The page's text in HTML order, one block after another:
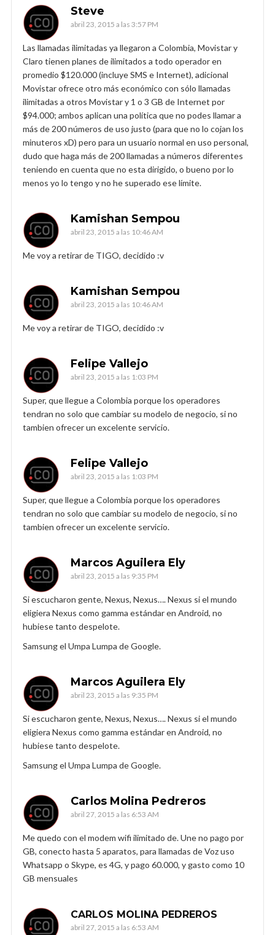
Steve
abril 23, 2015 a las 3:57 PM
Las llamadas ilimitadas ya llegaron a Colombia, Movistar y
Claro tienen planes de ilimitados a todo operador en
promedio $120.000 (incluye SMS e Internet), adicional
Movistar ofrece otro más económico con sólo llamadas
ilimitadas a otros Movistar y 1 o 3 GB de Internet por
$94.000; ambos aplican una política que no podes llamar a
más de 200 números de uso justo (para que no lo cojan los
minuteros xD) pero para un usuario normal en uso personal,
dudo que haga más de 200 llamadas a números diferentes
teniendo en cuenta que no esta dirigido, o bueno por lo
menos yo lo tengo y no he superado ese límite.
Kamishan Sempou
abril 23, 2015 a las 10:46 AM
Me voy a retirar de TIGO, decidido :v
Kamishan Sempou
abril 23, 2015 a las 10:46 AM
Me voy a retirar de TIGO, decidido :v
Felipe Vallejo
abril 23, 2015 a las 1:03 PM
Super, que llegue a Colombia porque los operadores
tendran no solo que cambiar su modelo de negocio, si no
tambien ofrecer un excelente servicio.
Felipe Vallejo
abril 23, 2015 a las 1:03 PM
Super, que llegue a Colombia porque los operadores
tendran no solo que cambiar su modelo de negocio, si no
tambien ofrecer un excelente servicio.
Marcos Aguilera Ely
abril 23, 2015 a las 9:35 PM
Si escucharon gente, Nexus, Nexus…. Nexus si el mundo
eligiera Nexus como gamma estándar en Android, no
hubiese tanto despelote.
Samsung el Umpa Lumpa de Google.
Marcos Aguilera Ely
abril 23, 2015 a las 9:35 PM
Si escucharon gente, Nexus, Nexus…. Nexus si el mundo
eligiera Nexus como gamma estándar en Android, no
hubiese tanto despelote.
Samsung el Umpa Lumpa de Google.
Carlos Molina Pedreros
abril 27, 2015 a las 6:53 AM
Me quedo con el modem wifi ilimitado de. Une no pago por
GB, conecto hasta 5 aparatos, para llamadas de Voz uso
Whatsapp o Skype, es 4G, y pago 60.000, y gasto como 10
GB mensuales
CARLOS MOLINA PEDREROS
abril 27, 2015 a las 6:53 AM